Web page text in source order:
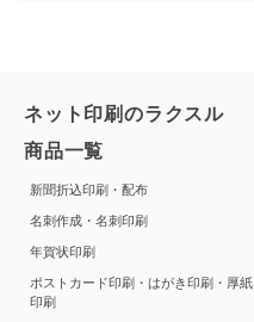
ネット印刷のラクスル
商品一覧
新聞折込印刷・配布
名刺作成・名刺印刷
年賀状印刷
ポストカード印刷・はがき印刷・厚紙
印刷